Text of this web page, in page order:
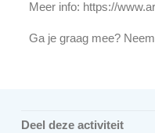
Meer info: https://
Ga je graag mee?
Deel deze activiteit